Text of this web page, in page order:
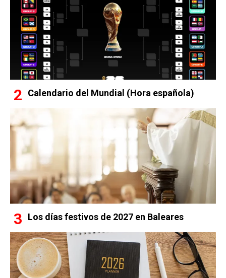
Calendario del Mundial (Hora española)
Los días festivos de 2027 en Baleares